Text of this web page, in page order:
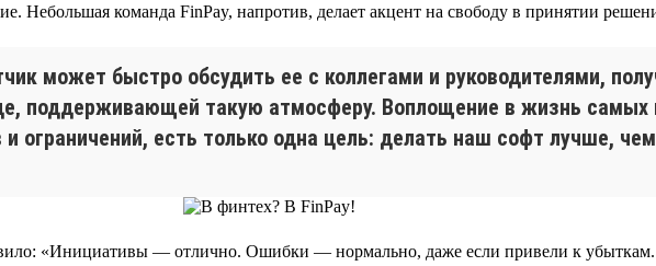
Небольшая команда FinPay, напротив, делает акцент на свободу в принятии
может быстро обсудить ее с коллегами и руководителями,
поддерживающей такую атмосферу. Воплощение в жизнь самых
ограничений, есть только одна цель: делать наш софт лучше,
«Инициативы — отлично. Ошибки — нормально, даже если привели к убыткам.